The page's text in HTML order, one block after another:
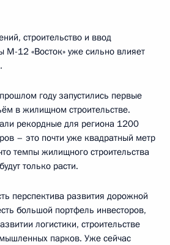
строительство и ввод
М-12 «Восток» уже сильно влияет
году запустились первые
в жилищном строительстве.
рекордные для региона 1200
– это почти уже квадратный метр
темпы жилищного строительства
только расти.
перспектива развития дорожной
большой портфель инвесторов,
логистики, строительстве
парков. Уже сейчас